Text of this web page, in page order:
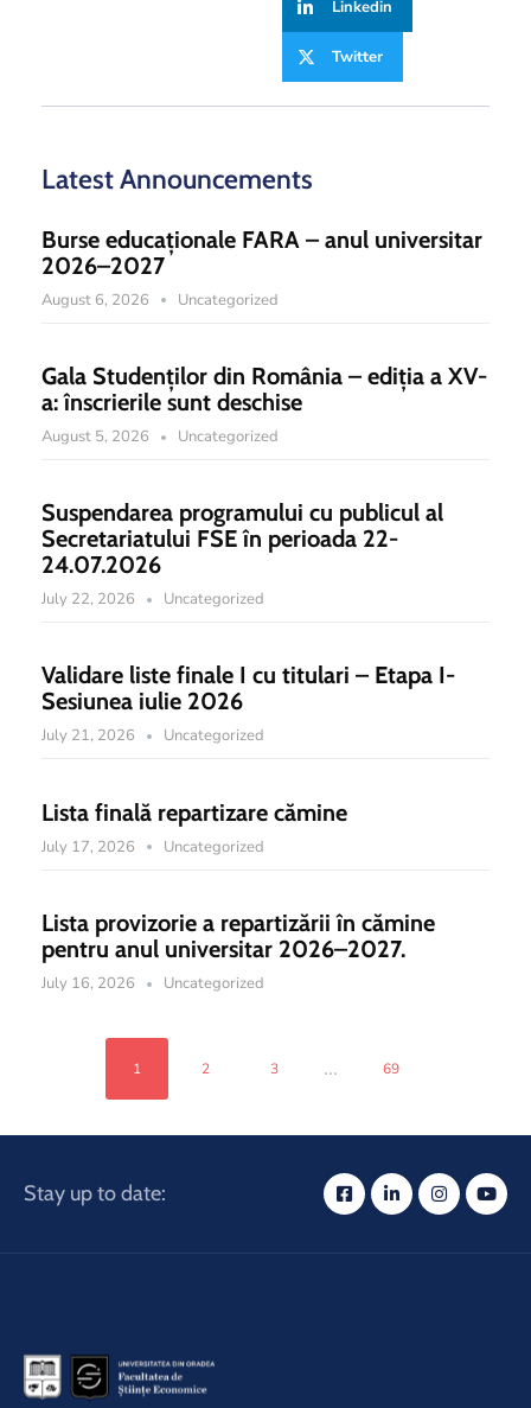
Linkedin
Twitter
Latest Announcements
Burse educaționale FARA – anul universitar
2026–2027
August 6, 2026 Uncategorized
Gala Studenților din România – ediția a XV-
a: înscrierile sunt deschise
August 5, 2026 Uncategorized
Suspendarea programului cu publicul al
Secretariatului FSE în perioada 22-
24.07.2026
July 22, 2026 Uncategorized
Validare liste finale I cu titulari – Etapa I-
Sesiunea iulie 2026
July 21, 2026 Uncategorized
Lista finală repartizare cămine
July 17, 2026 Uncategorized
Lista provizorie a repartizării în cămine
pentru anul universitar 2026–2027.
July 16, 2026 Uncategorized
1 2 3 ... 69
Stay up to date: